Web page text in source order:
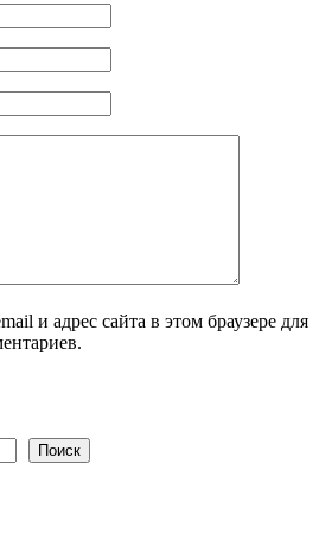
и адрес сайта в этом браузере для
Поиск